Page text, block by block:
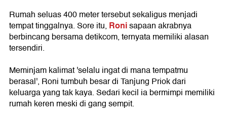
Rumah seluas 400 meter tersebut sekaligus menjadi
tempat tinggalnya. Sore itu, Ronisapaan akrabnya
berbincang bersama detikcom, ternyata memiliki alasan
tersendiri.
Meminjam kalimat 'selalu ingat di mana tempatmu
berasal', Roni tumbuh besar di Tanjung Priok dari
keluarga yang tak kaya. Sedari kecil ia bermimpi memiliki
rumah keren meski di gang sempit.